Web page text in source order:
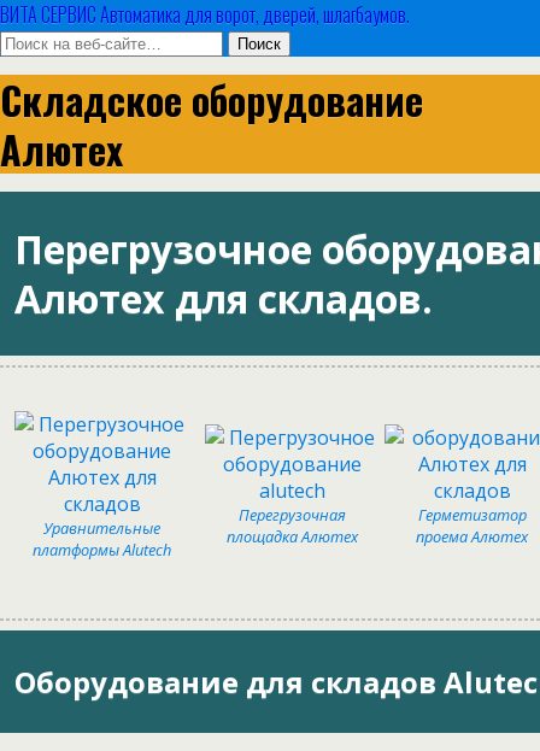
ВИТА СЕРВИС Автоматика для ворот, дверей, шлагбаумов.
Складское оборудование
Алютех
Перегрузочное
Алютех для складов.
Уравнительные
платформы Alutech
Перегрузочная
площадка Алютех
Герметизатор
проема Алютех
Оборудование для складов